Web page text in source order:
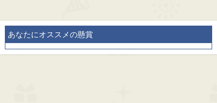
あなたにオススメの懸賞